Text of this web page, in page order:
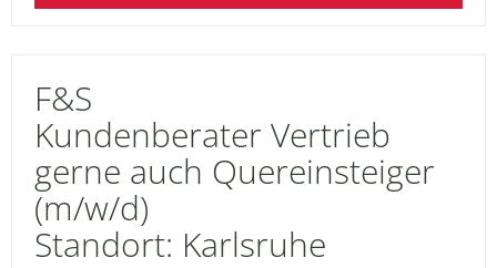
F&S
Kundenberater Vertrieb
gerne auch Quereinsteiger
(m/w/d)
Standort: Karlsruhe